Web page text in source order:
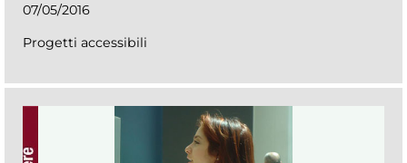
07/05/2016
Progetti accessibili